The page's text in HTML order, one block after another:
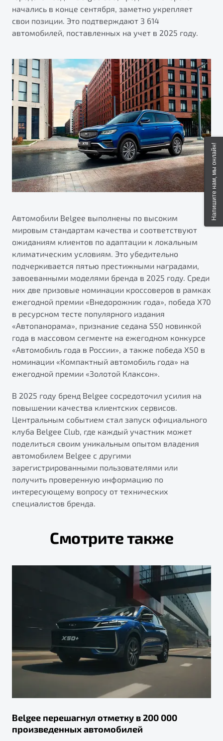
начались в конце сентября, заметно укрепляет
свои позиции. Это подтверждают 3 614
автомобилей, поставленных на учет в 2025 году.
Автомобили Belgee выполнены по высоким
мировым стандартам качества и соответствуют
ожиданиям клиентов по адаптации к локальным
климатическим условиям. Это убедительно
подчеркивается пятью престижными наградами,
завоеванными моделями бренда в 2025 году. Среди
них две призовые номинации кроссоверов в рамках
ежегодной премии «Внедорожник года», победа Х70
в ресурсном тесте популярного издания
«Автопанорама», признание седана S50 новинкой
года в массовом сегменте на ежегодном конкурсе
«Автомобиль года в России», а также победа Х50 в
номинации «Компактный автомобиль года» на
ежегодной премии «Золотой Клаксон».
В 2025 году бренд Belgee сосредоточил усилия на
повышении качества клиентских сервисов.
Центральным событием стал запуск официального
клуба Belgee Club, где каждый участник может
поделиться своим уникальным опытом владения
автомобилем Belgee с другими
зарегистрированными пользователями или
получить проверенную информацию по
интересующему вопросу от технических
специалистов бренда.
Смотрите также
Belgee перешагнул отметку в 200 000
произведенных автомобилей
Напишите нам, мы онлайн!